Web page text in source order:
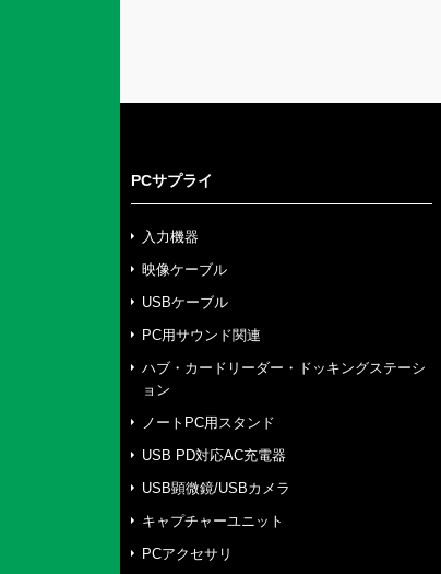
PCサプライ
入力機器
映像ケーブル
USBケーブル
PC用サウンド関連
ハブ・カードリーダー・ドッキングステーシ
ョン
ノートPC用スタンド
USB PD対応AC充電器
USB顕微鏡/USBカメラ
キャプチャーユニット
PCアクセサリ